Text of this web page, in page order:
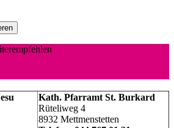
Kath. Pfarramt St. Burkard
Rüteliweg 4
8932 Mettmenstetten